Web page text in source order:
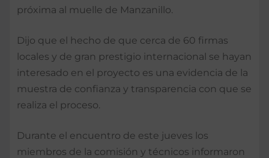
próxima al muelle de Manzanillo.
Dijo que el hecho de que cerca de 60 firmas
locales y de gran prestigio internacional se hayan
interesado en el proyecto es una evidencia de la
muestra de confianza y transparencia con que se
realiza el proceso.
Durante el encuentro de este jueves los
miembros de la comisión y técnicos informaron